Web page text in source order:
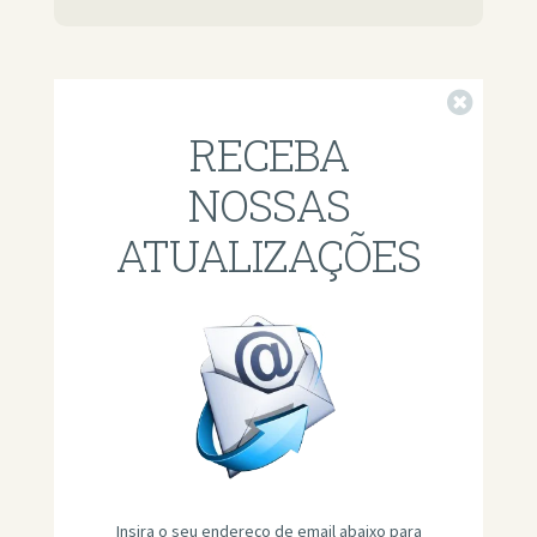
RECEBA
NOSSAS
ATUALIZAÇÕES
Insira o seu endereço de email abaixo para